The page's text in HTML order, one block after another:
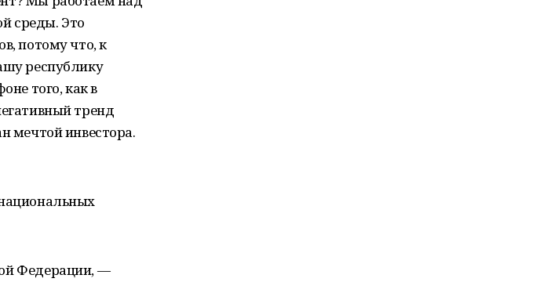
среды. Это
потому что, к
республику
того, как в
тренд
мечтой инвестора.
Федерации, —